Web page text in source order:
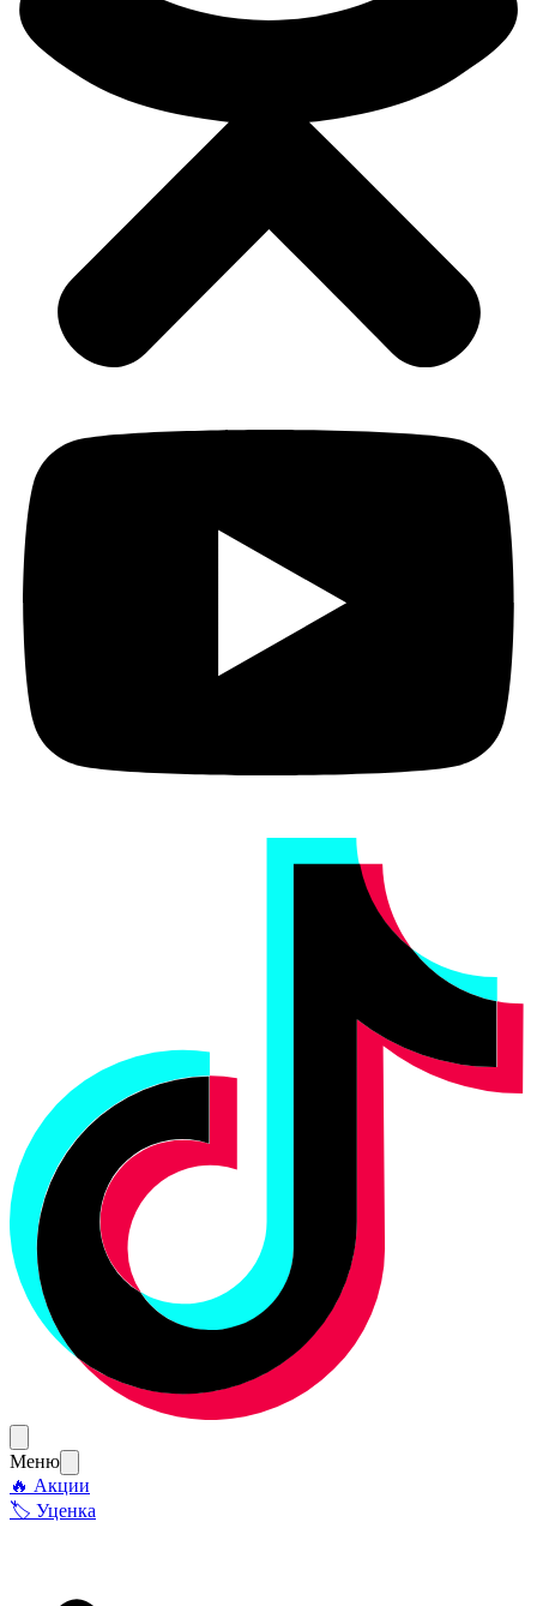
Меню
🔥 Акции
🏷 Уценка